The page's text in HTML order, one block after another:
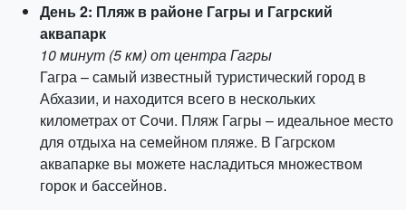
День 2: Пляж в районе Гагры и Гагрский
аквапарк
10 минут (5 км) от центра Гагры
Гагра – самый известный туристический город в
Абхазии, и находится всего в нескольких
километрах от Сочи. Пляж Гагры – идеальное место
для отдыха на семейном пляже. В Гагрском
аквапарке вы можете насладиться множеством
горок и бассейнов.